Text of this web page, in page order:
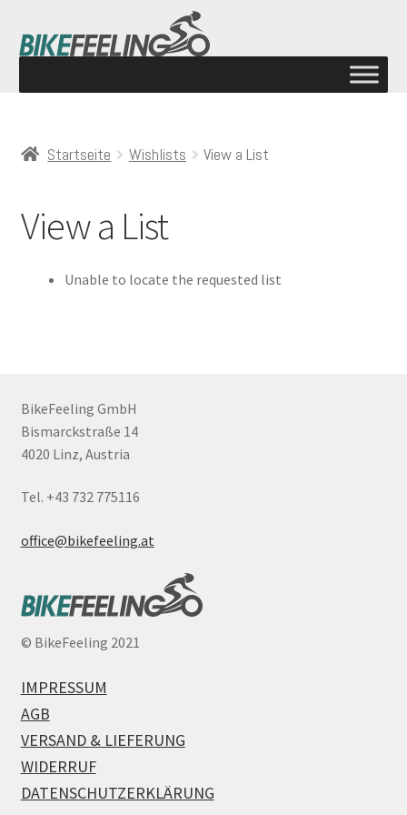
Startseite Wishlists View a List
View a List
Unable to locate the requested list
BikeFeeling GmbH
Bismarckstraße 14
4020 Linz, Austria
Tel. +43 732 775116
office@bikefeeling.at
© BikeFeeling 2021
IMPRESSUM
AGB
VERSAND & LIEFERUNG
WIDERRUF
DATENSCHUTZERKLÄRUNG